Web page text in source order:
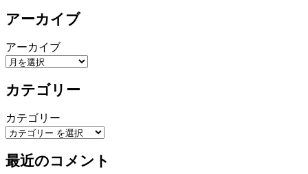
アーカイブ
アーカイブ
カテゴリー
カテゴリー
最近のコメント